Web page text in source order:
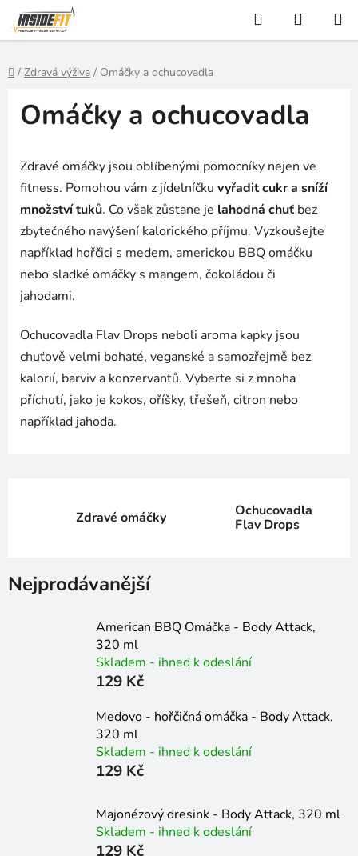
Přejít
na
obsah
Hledat
KOŠÍK
Domů
/ Zdravá výživa / Omáčky a ochucovadla
Omáčky a ochucovadla
Zdravé omáčky jsou oblíbenými pomocníky nejen ve
fitness. Pomohou vám z jídelníčku vyřadit cukr a sníží
množství tuků. Co však zůstane je lahodná chuťbez
zbytečného navýšení kalorického příjmu. Vyzkoušejte
například hořčici s medem, americkou BBQ omáčku
nebo sladké omáčky s mangem, čokoládou či
jahodami.
Ochucovadla Flav Drops neboli aroma kapky jsou
chuťově velmi bohaté, veganské a samozřejmě bez
kalorií, barviv a konzervantů. Vyberte si z mnoha
příchutí, jako je kokos, oříšky, třešeň, citron nebo
například jahoda.
Zdravé omáčky
Ochucovadla
Flav Drops
Nejprodávanější
American BBQ Omáčka - Body Attack,
320 ml
Skladem - ihned k odeslání
129 Kč
Medovo - hořčičná omáčka - Body Attack,
320 ml
Skladem - ihned k odeslání
129 Kč
Majonézový dresink - Body Attack, 320 ml
Skladem - ihned k odeslání
129 Kč